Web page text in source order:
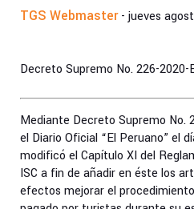
TGS Webmaster- jueves
Decreto Supremo No. 226-2020-
Mediante Decreto Supremo No.
el Diario Oficial “El Peruano” el
modificó el Capítulo XI del
ISC a fin de añadir en éste los
efectos mejorar el